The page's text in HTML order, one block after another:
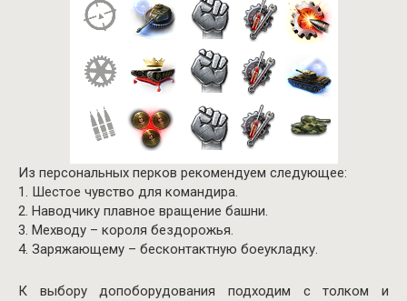
Из персональных перков рекомендуем следующее:
1. Шестое чувство для командира.
2. Наводчику плавное вращение башни.
3. Мехводу – короля бездорожья.
4. Заряжающему – бесконтактную боеукладку.
К выбору допоборудования подходим с толком и